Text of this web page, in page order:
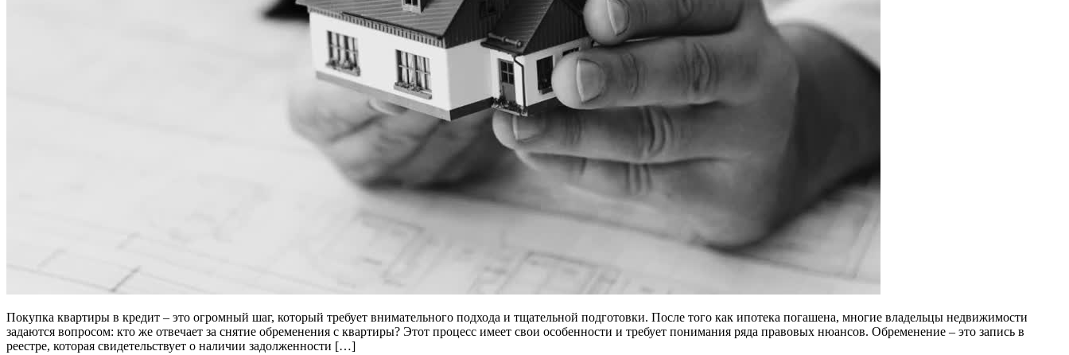
Покупка квартиры в кредит – это огромный шаг, который требует внимательного подхода и тщательной подготовки. После того как ипотека погашена, многие владельцы недвижимости
задаются вопросом: кто же отвечает за снятие обременения с квартиры? Этот процесс имеет свои особенности и требует понимания ряда правовых нюансов. Обременение – это запись в
реестре, которая свидетельствует о наличии задолженности […]